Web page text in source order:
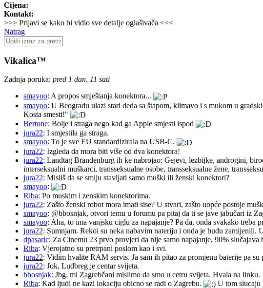
Cijena:
Kontakt:
>>> Prijavi se kako bi vidio sve detalje oglašivača <<<
Natrag
Vikalica™
Zadnja poruka: pred 1 dan, 11 sati
smayoo: A propos smještanja konektora...
smayoo: U Beogradu ulazi stari deda sa štapom, klimavo i s mukom u
Kosta smesti!"
Bertone: Bolje i straga nego kad ga Apple smjesti ispod
jura22: I smjestila ga straga.
smayoo: To je sve EU standardizirala na USB-C.
jura22: Izgleda da mora biti više od dva konektora!
jura22: Landtag Brandenburg ih ke nabrojao: Gejevi, lezbijke, androgini,
interseksualni muškarci, transseksualne osobe, transseksualne žene,
jura22: Misliš da se smiju stavljati samo muški ili ženski konektori?
smayoo:
Riba: Po muskim i zenskim konektorima.
jura22: Zašto ženski robot mora imati sise? U stvari, zašto uopće postoje
smayoo: @bbosnjak, otvori temu u forumu pa pitaj da ti se jave jabučari iz
smayoo: Aha, to ima vanjsku ciglu za napajanje? Pa da, onda svakako treba
jura22: Sumnjam. Rekoi su neka nabavim nateriju i onda je budu zamijenili.
dpasaric: Za Cinemu 23 prvo provjeri da nije samo napajanje, 90% slučajava
Riba: Vjerojatno su pretrpani poslom kao i svi.
jura22: Vidim hvalite RAM servis. Ja sam ih pitao za promjenu baterije pa
jura22: Jok, Ludbreg je centar svijeta.
bbosnjak: Jbg. mi Zagrebčani mislimo da smo u cetru svijeta. Hvala na linku.
Riba: Kad ljudi ne kazi lokaciju obicno se radi o Zagrebu. U tom slucaju